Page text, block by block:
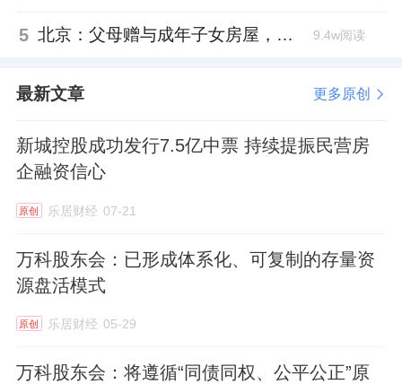
在面对流动性危机的表现，阳光城也不例外。
但有些不同的是，阳光城舍得拿出旗下的优质
资产。在万物云
光智博100%股权战略投资
转让了万物云2.91%的股权，套现30.52亿元。
阳光城原对中 融信托负有的33.04亿元还款义务
5 北京：父母赠与成年子女房屋，不再核验子女的购房资格 9.4w阅读
最新文章 更多原创
新城控股成功发行7.5亿中票 持续提振民营房
企融资信心
原创 乐居财经 07-21
万科股东会：已形成体系化、可复制的存量资
源盘活模式
原创 乐居财经 05-29
万科股东会：将遵循“同债同权、公平公正”原